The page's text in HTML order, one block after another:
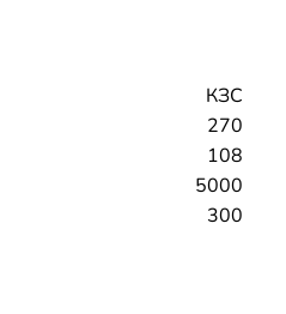
КЗС
270
108
5000
300